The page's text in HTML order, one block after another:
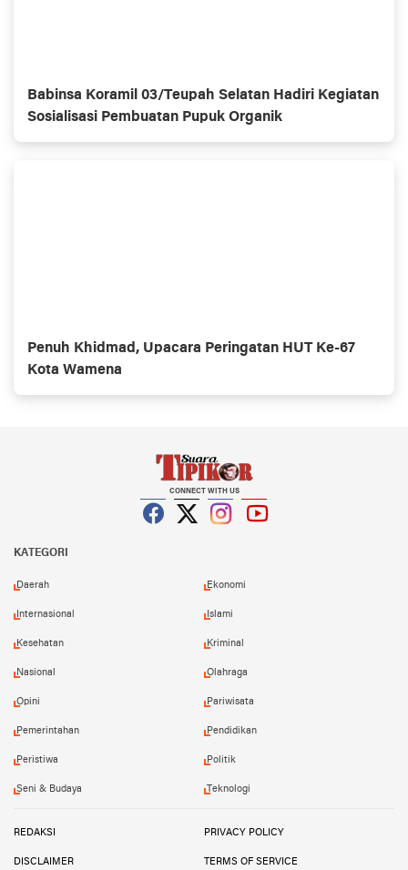
Babinsa Koramil 03/Teupah Selatan Hadiri Kegiatan
Sosialisasi Pembuatan Pupuk Organik
Penuh Khidmad, Upacara Peringatan HUT Ke-67
Kota Wamena
CONNECT WITH US
KATEGORI
Daerah Ekonomi
Internasional Islami
Kesehatan Kriminal
Nasional Olahraga
Opini Pariwisata
Pemerintahan Pendidikan
Peristiwa Politik
Seni & Budaya Teknologi
REDAKSI PRIVACY POLICY
DISCLAIMER TERMS OF SERVICE